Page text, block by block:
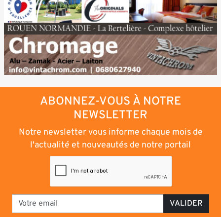
ABONNEZ-VOUS À NOTRE
NEWSLETTER
Notre newsletter vous informe chaque mois de
l'actualité et nouveautés de notre portail
VALIDER